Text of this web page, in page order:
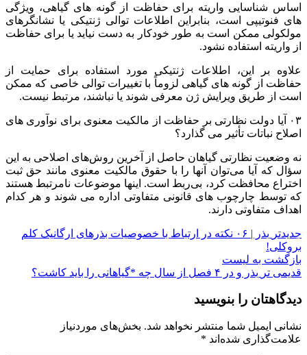
اساس شناسایی واریته برای حفاظت از گونه های گیاهی، ویژگی
های فنوتیپی است، بنابراین اطلاعات توالی ژنتیکی یا نشانگرهای
مولکولی ممکن است به طور خودکار به دست نیاید یا برای حفاظت
از واریته استفاده نشود.
علاوه بر این، اطلاعات ژنتیکی مورد استفاده برای حمایت از
حفاظت از گونه های گیاهی لزوماً با تغییرات توالی خاصی که ممکن
است از طریق ویرایش ژن معرفی شوند یا نباشند، مرتبط نیست.
۰۳ آیا دولت نظارتی بر حفاظت از مالکیت معنوی برای نوآوری های
اصلاح نباتات تأثیر می گذارد؟
نه وضعیت نظارتی گیاهان حاصل از آخرین روش‌های اصلاحی به این
سؤال که آیا می‌توان آنها را با حقوق مالکیت معنوی مانند حق ثبت
اختراع محافظت کرد، بی‌ربط است. اینها موضوعات نامرتبط هستند
که توسط چارچوب های قانونی متفاوتی اداره می شوند و هر کدام
اهداف متفاوتی دارند.
جدیدتر
بذر | ۰۶ نکته در ارتباط با خصوصیات بذرهای ارگانیک کلم
بروکلی!
بازگشت به لیست
قدیمی تر بذر و در ۴ فصل از سال چه *گیاهانی را باید کاشت؟
دیدگاهتان را بنویسید
نشانی ایمیل شما منتشر نخواهد شد. بخش‌های موردنیاز
علامت‌گذاری شده‌اند *